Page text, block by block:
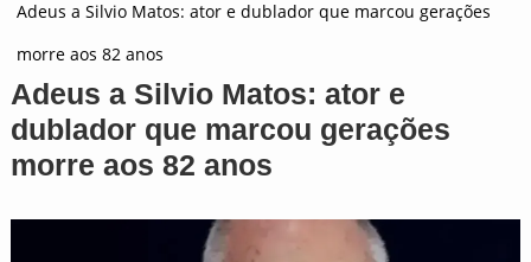
Adeus a Silvio Matos: ator e dublador que marcou gerações
morre aos 82 anos
Adeus a Silvio Matos: ator e
dublador que marcou gerações
morre aos 82 anos